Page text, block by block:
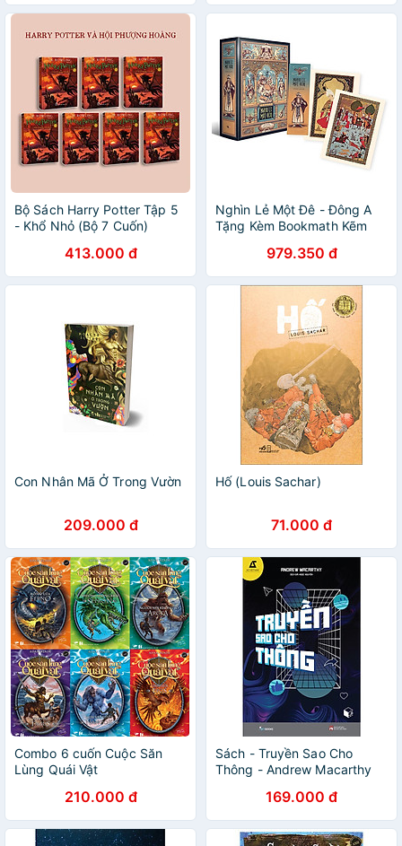
Bộ Sách Harry Potter Tập 5
- Khổ Nhỏ (Bộ 7 Cuốn)
413.000 đ
Nghìn Lẻ Một Đê - Đông A
Tặng Kèm Bookmath Kẽm
979.350 đ
Con Nhân Mã Ở Trong Vườn
209.000 đ
Hố (Louis Sachar)
71.000 đ
Combo 6 cuốn Cuộc Săn
Lùng Quái Vật
210.000 đ
Sách - Truyền Sao Cho
Thông - Andrew Macarthy
169.000 đ